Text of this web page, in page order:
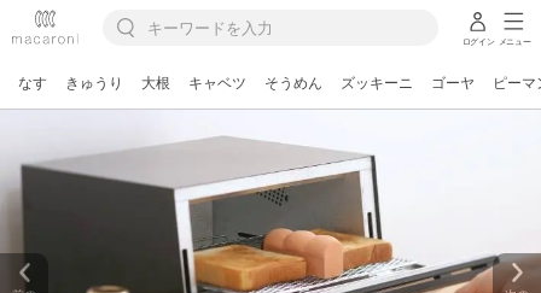
ログイン メニュー
なす きゅうり 大根 キャベツ そうめん ズッキーニ ゴーヤ ピーマ